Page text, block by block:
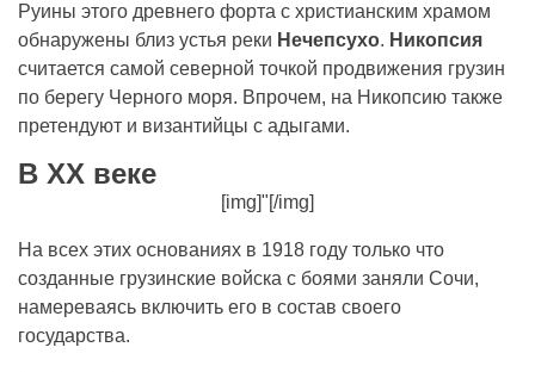
Руины этого древнего форта с христианским храмом
обнаружены близ устья реки Нечепсухо. Никопсия
считается самой северной точкой продвижения грузин
по берегу Черного моря. Впрочем, на Никопсию также
претендуют и византийцы с адыгами.
В XX веке
[img]"[/img]
На всех этих основаниях в 1918 году только что
созданные грузинские войска с боями заняли Сочи,
намереваясь включить его в состав своего
государства.